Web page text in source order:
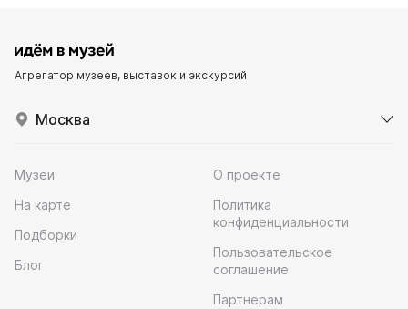
Агрегатор музеев, выставок и экскурсий
Москва
Музеи
На карте
Подборки
Блог
О проекте
Политика
конфиденциальности
Пользовательское
соглашение
Партнерам